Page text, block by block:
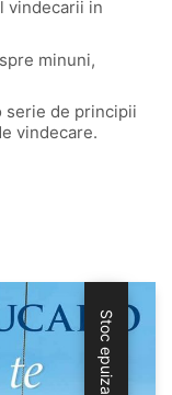
vindecarii in
minuni,
serie de principii
vindecare.
Stoc epuizat